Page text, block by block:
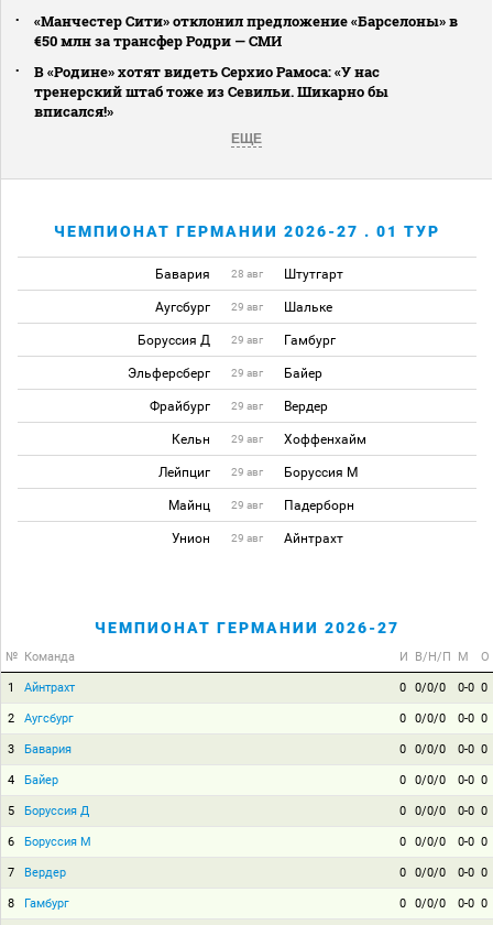
«Манчестер Сити» отклонил предложение «Барселоны» в
€50 млн за трансфер Родри — СМИ
В «Родине» хотят видеть Серхио Рамоса: «У нас
тренерский штаб тоже из Севильи. Шикарно бы
вписался!»
ЕЩЕ
ЧЕМПИОНАТ ГЕРМАНИИ 2026-27 . 01 ТУР
Бавария 28 авг Штутгарт
Аугсбург 29 авг Шальке
Боруссия Д 29 авг Гамбург
Эльферсберг 29 авг Байер
Фрайбург 29 авг Вердер
Кельн 29 авг Хоффенхайм
Лейпциг 29 авг Боруссия М
Майнц 29 авг Падерборн
Унион 29 авг Айнтрахт
ЧЕМПИОНАТ ГЕРМАНИИ 2026-27
№ Команда И В/Н/П М О
1 Айнтрахт 0 0/0/0 0-0 0
2 Аугсбург 0 0/0/0 0-0 0
3 Бавария 0 0/0/0 0-0 0
4 Байер 0 0/0/0 0-0 0
5 Боруссия Д 0 0/0/0 0-0 0
6 Боруссия М 0 0/0/0 0-0 0
7 Вердер 0 0/0/0 0-0 0
8 Гамбург 0 0/0/0 0-0 0